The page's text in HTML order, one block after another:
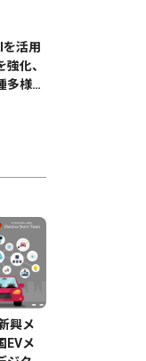
を活用
化、
多様な
興メ
EVメ